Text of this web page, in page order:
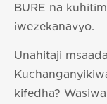
BURE na
iwezekanavyo.
Unahitaji
kifedha?